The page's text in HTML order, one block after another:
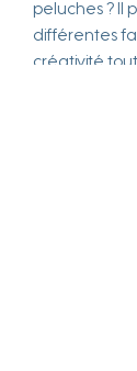
peluches ? Il
différentes
créativité